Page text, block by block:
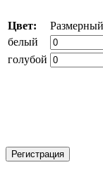
Цвет:
белый
голубой